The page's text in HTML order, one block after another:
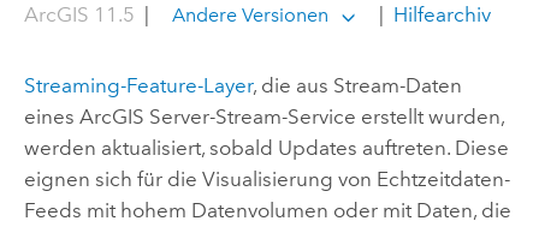
ArcGIS 11.5 | Andere Versionen | Hilfearchiv
Streaming-Feature-Layer, die aus Stream-Daten
eines ArcGIS Server-Stream-Service erstellt wurden,
werden aktualisiert, sobald Updates auftreten. Diese
eignen sich für die Visualisierung von Echtzeitdaten-
Feeds mit hohem Datenvolumen oder mit Daten, die